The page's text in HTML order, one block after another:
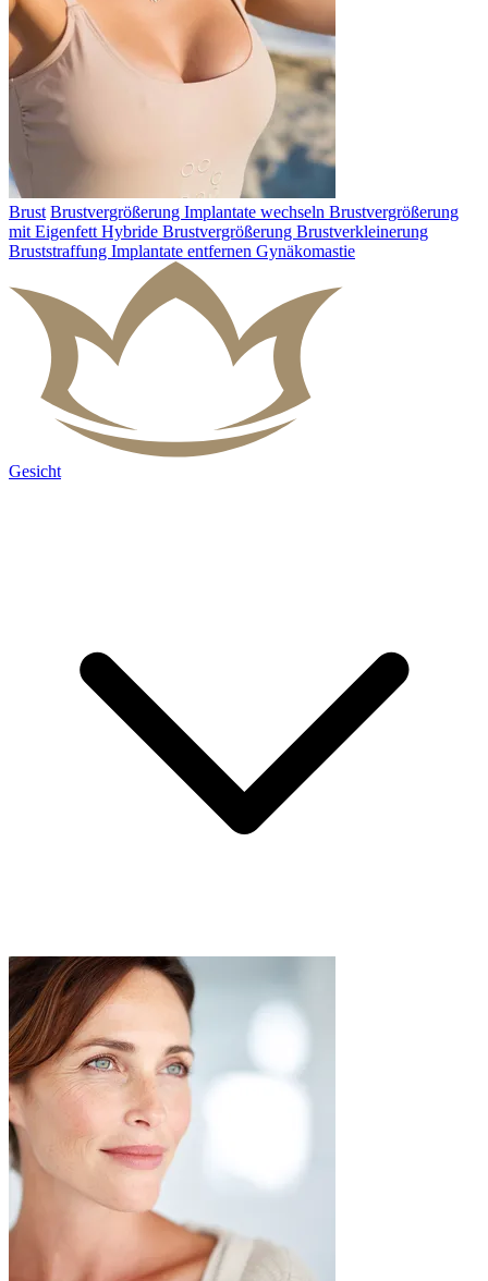
Brust Brustvergrößerung Implantate wechseln Brustvergrößerung
mit Eigenfett Hybride Brustvergrößerung Brustverkleinerung
Bruststraffung Implantate entfernen Gynäkomastie
Gesicht